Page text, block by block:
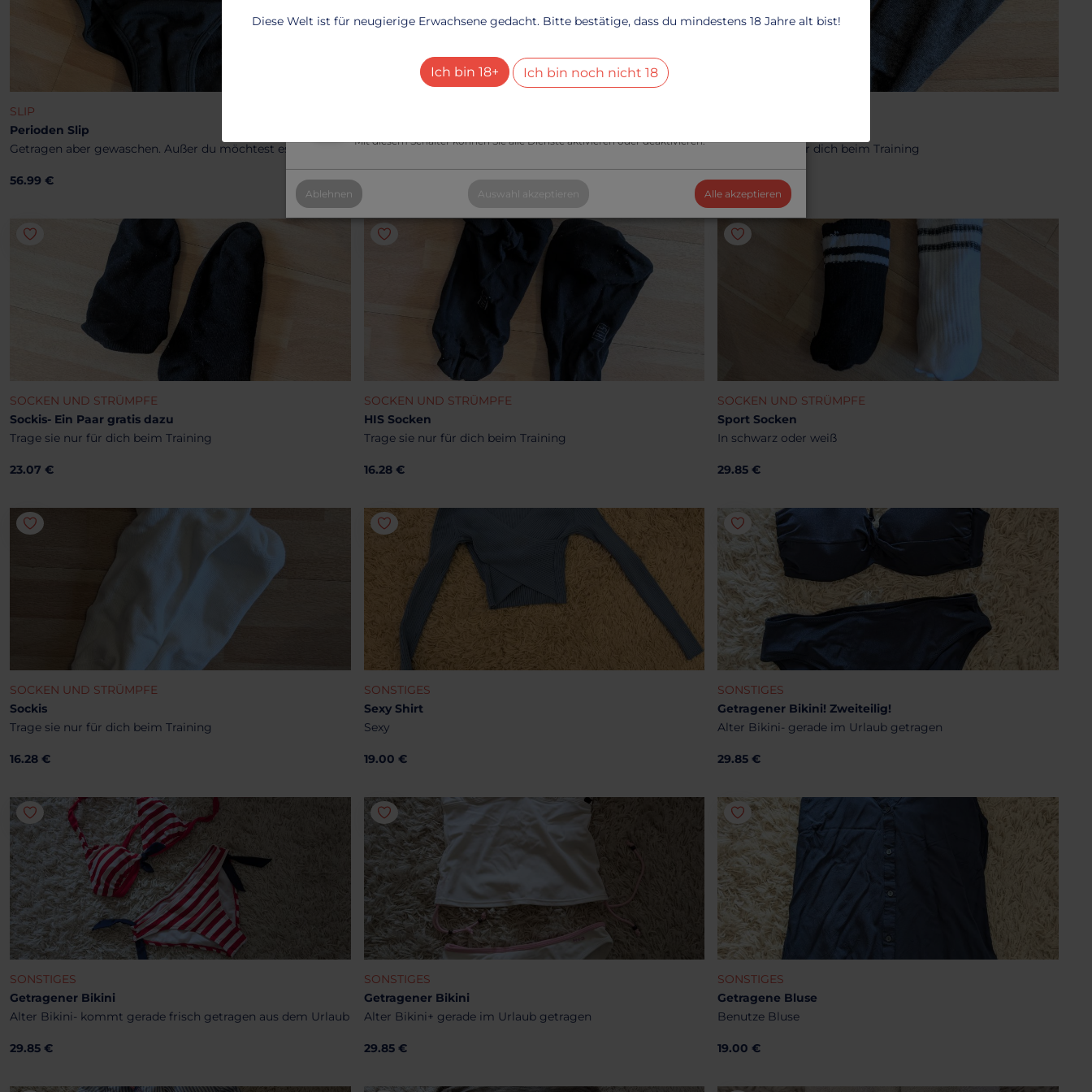
Diese Welt ist für neugierige Erwachsene gedacht. Bitte bestätige, dass du mindestens 18 Jahre alt bist!
Ich bin 18+ Ich bin noch nicht 18
SLIP
Perioden Slip
Getragen aber gewaschen. Außer du möchtest es frisch
56.99 €
Schön getragene Slips
Trage sie nur für dich beim Training
16.28 €
SOCKEN UND STRÜMPFE
Sockis- Ein Paar gratis dazu
Trage sie nur für dich beim Training
23.07 €
SOCKEN UND STRÜMPFE
HIS Socken
Trage sie nur für dich beim Training
16.28 €
SOCKEN UND STRÜMPFE
Sport Socken
In schwarz oder weiß
29.85 €
SOCKEN UND STRÜMPFE
Sockis
Trage sie nur für dich beim Training
16.28 €
SONSTIGES
Sexy Shirt
Sexy
19.00 €
SONSTIGES
Getragener Bikini! Zweiteilig!
Alter Bikini- gerade im Urlaub getragen
29.85 €
SONSTIGES
Getragener Bikini
Alter Bikini- kommt gerade frisch getragen aus dem Urlaub
29.85 €
SONSTIGES
Getragener Bikini
Alter Bikini+ gerade im Urlaub getragen
29.85 €
SONSTIGES
Getragene Bluse
Benutze Bluse
19.00 €
Besucher-Statistiken
Mit diesem Schalter können Sie alle Dienste aktivieren oder deaktivieren.
Ablehnen Auswahl akzeptieren Alle akzeptieren